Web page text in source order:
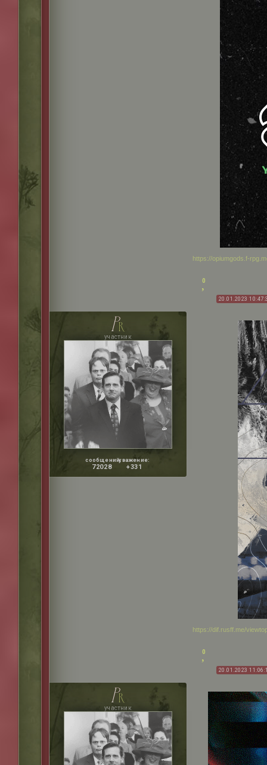
https://opiumgods.f-
0
20.01.2023
pr
участник
сообщений:
72028
уважение:
+331
https://dif.rusff.me/
0
20.01.2023
pr
участник